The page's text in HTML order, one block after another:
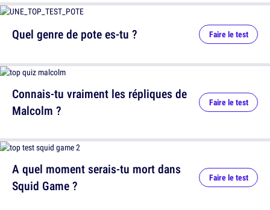
Connais-tu vraiment les répliques de
Malcolm ?
Faire le test
Quel genre de pote es-tu ? Faire le test
A quel moment serais-tu mort dans
Squid Game ?
Faire le test